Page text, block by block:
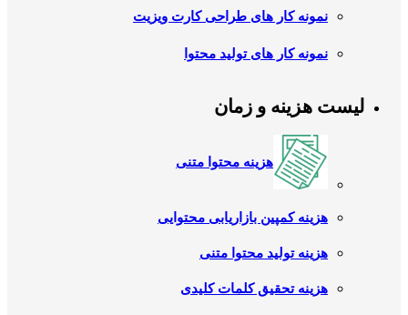
نمونه کار های طراحی کارت ویزیت
نمونه کار های تولید محتوا
لیست هزینه و زمان
هزینه محتوا متنی
هزینه کمپین بازاریابی محتوایی
هزینه تولید محتوا متنی
هزینه تحقیق کلمات کلیدی